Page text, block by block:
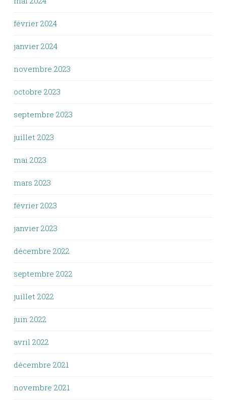
février 2024
janvier 2024
novembre 2023
octobre 2023
septembre 2023
juillet 2023
mai 2023
mars 2023
février 2023
janvier 2023
décembre 2022
septembre 2022
juillet 2022
juin 2022
avril 2022
décembre 2021
novembre 2021